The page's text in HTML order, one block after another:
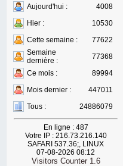
Aujourd'hui :
4008
Hier :
10530
Cette semaine :
77622
Semaine
dernière :
77368
Ce mois :
89994
Mois dernier :
447011
Tous :
24886079
En ligne : 487
Votre IP : 216.73.216.140
SAFARI 537.36;, LINUX
07-08-2026 08:12
Visitors Counter 1.6